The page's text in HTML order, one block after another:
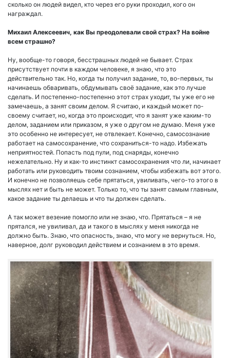
сколько он людей видел, кто через его руки проходил, кого он
награждал.
Михаил Алексеевич, как Вы преодолевали свой страх? На войне
всем страшно?
Ну, вообще-то говоря, бесстрашных людей не бывает. Страх
присутствует почти в каждом человеке, я знаю, что это
действительно так. Но, когда ты получил задание, то, во-первых, ты
начинаешь обваривать, обдумывать своё задание, как это лучше
сделать. И постепенно-постепенно этот страх уходит, ты уже его не
замечаешь, а занят своим делом. Я считаю, и каждый может по-
своему считает, но, когда это происходит, что я занят уже каким-то
делом, заданием или приказом, я уже о другом не думаю. Меня уже
это особенно не интересует, не отвлекает. Конечно, самосознание
работает на самосохранение, что сохраниться-то надо. Избежать
неприятностей. Попасть под пули, под снаряды, конечно
нежелательно. Ну и как-то инстинкт самосохранения что ли, начинает
работать или руководить твоим сознанием, чтобы избежать вот этого.
И конечно не позволяешь себе прятаться, увиливать, чего-то этого в
мыслях нет и быть не может. Только то, что ты занят самым главным,
какое задание ты делаешь и что ты должен сделать.
А так может везение помогло или не знаю, что. Прятаться – я не
прятался, не увиливал, да и такого в мыслях у меня никогда не
должно быть. Знаю, что опасность, знаю, что могу не вернуться. Но,
наверное, долг руководил действием и сознанием в это время.